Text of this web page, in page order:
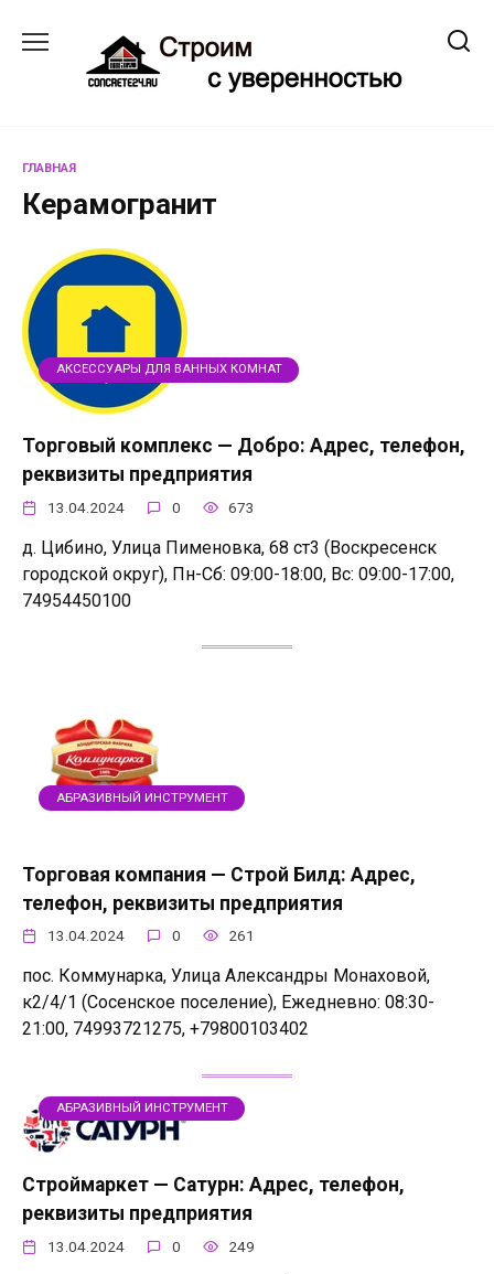
содержанию
ГЛАВНАЯ
Керамогранит
АКСЕССУАРЫ ДЛЯ ВАННЫХ КОМНАТ
Торговый комплекс — Добро: Адрес, телефон,
реквизиты предприятия
13.04.2024 0 673
д. Цибино, Улица Пименовка, 68 ст3 (Воскресенск
городской округ), Пн-Сб: 09:00-18:00, Вс: 09:00-17:00,
74954450100
АБРАЗИВНЫЙ ИНСТРУМЕНТ
Торговая компания — Строй Билд: Адрес,
телефон, реквизиты предприятия
13.04.2024 0 261
пос. Коммунарка, Улица Александры Монаховой,
к2/4/1 (Сосенское поселение), Ежедневно: 08:30-
21:00, 74993721275, +79800103402
АБРАЗИВНЫЙ ИНСТРУМЕНТ
Строймаркет — Сатурн: Адрес, телефон,
реквизиты предприятия
13.04.2024 0 249